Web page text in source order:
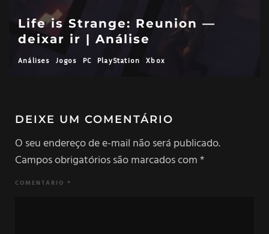
Life is Strange: Reunion —
deixar ir | Análise
Análises Jogos PC PlayStation Xbox
DEIXE UM COMENTÁRIO
O seu endereço de e-mail não será publicado.
Campos obrigatórios são marcados com*
COMENTÁRIO *